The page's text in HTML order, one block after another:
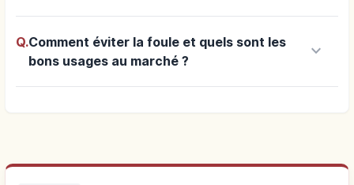
Q.Comment éviter la foule et quels sont les
bons usages au marché ?
keyboard_arrow_down